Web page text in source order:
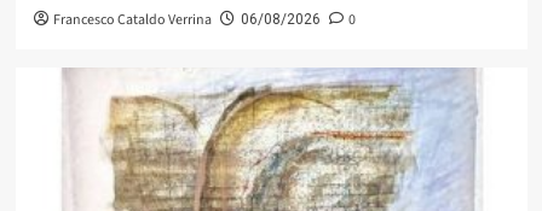
Francesco Cataldo Verrina 06/08/2026 0